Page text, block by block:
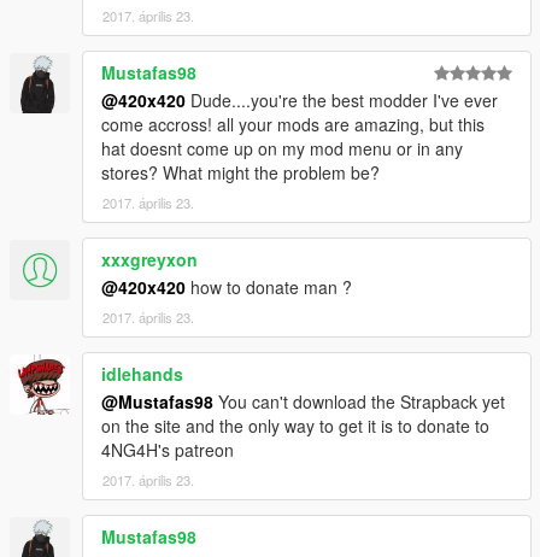
2017. április 23.
Mustafas98
@420x420 Dude....you're the best modder I've ever
come accross! all your mods are amazing, but this
hat doesnt come up on my mod menu or in any
stores? What might the problem be?
2017. április 23.
xxxgreyxon
@420x420 how to donate man ?
2017. április 23.
idlehands
@Mustafas98 You can't download the Strapback yet
on the site and the only way to get it is to donate to
4NG4H's patreon
2017. április 23.
Mustafas98